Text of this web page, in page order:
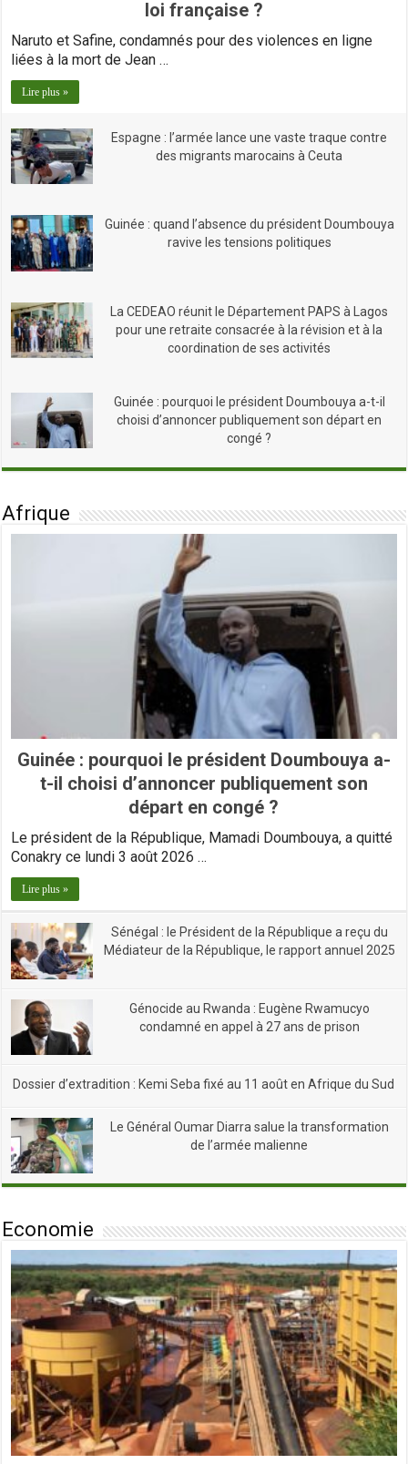
loi française ?
Naruto et Safine, condamnés pour des violences en ligne
liées à la mort de Jean …
Lire plus »
Espagne : l’armée lance une vaste traque contre
des migrants marocains à Ceuta
Guinée : quand l’absence du président Doumbouya
ravive les tensions politiques
La CEDEAO réunit le Département PAPS à Lagos
pour une retraite consacrée à la révision et à la
coordination de ses activités
Guinée : pourquoi le président Doumbouya a-t-il
choisi d’annoncer publiquement son départ en
congé ?
Afrique
Guinée : pourquoi le président Doumbouya a-
t-il choisi d’annoncer publiquement son
départ en congé ?
Le président de la République, Mamadi Doumbouya, a quitté
Conakry ce lundi 3 août 2026 …
Lire plus »
Sénégal : le Président de la République a reçu du
Médiateur de la République, le rapport annuel 2025
Génocide au Rwanda : Eugène Rwamucyo
condamné en appel à 27 ans de prison
Dossier d’extradition : Kemi Seba fixé au 11 août en Afrique du Sud
Le Général Oumar Diarra salue la transformation
de l’armée malienne
Economie